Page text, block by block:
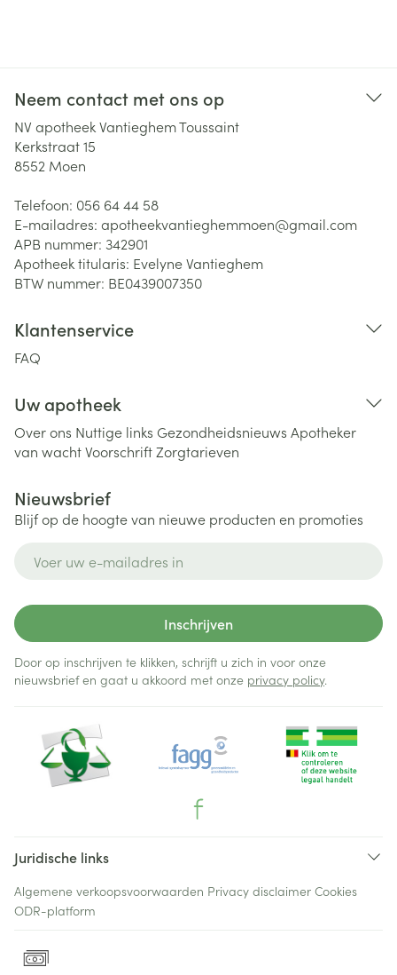
Neem contact met ons op
NV apotheek Vantieghem Toussaint
Kerkstraat 15
8552 Moen
Telefoon: 056 64 44 58
E-mailadres: apotheekvantieghemmoen@gmail.com
APB nummer: 342901
Apotheek titularis: Evelyne Vantieghem
BTW nummer: BE0439007350
Klantenservice
FAQ
Uw apotheek
Over ons Nuttige links Gezondheidsnieuws Apotheker
van wachtVoorschriftZorgtarieven
Nieuwsbrief
Blijf op de hoogte van nieuwe producten en promoties
Inschrijven
Door op inschrijven te klikken, schrijft u zich in voor onze
nieuwsbrief en gaat u akkoord met onze privacy policy.
Juridische links
Algemene verkoopsvoorwaarden Privacy disclaimer Cookies
ODR-platform